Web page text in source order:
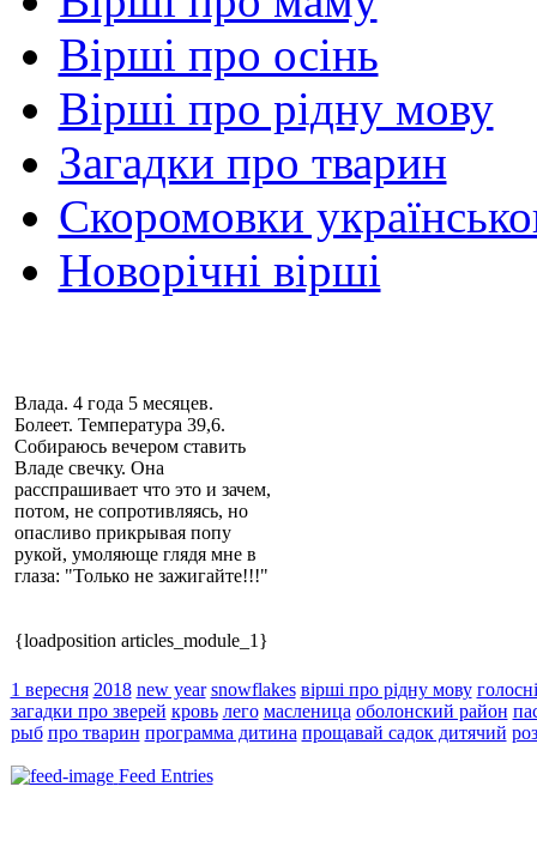
Вірші про осінь
Вірші про рідну мову
Загадки про тварин
Скоромовки
Новорічні вірші
Влада. 4 года 5 месяцев.
Болеет. Температура 39,6.
Собираюсь вечером ставить
Владе свечку. Она
расспрашивает что это и зачем,
потом, не сопротивляясь, но
опасливо прикрывая попу
рукой, умоляюще глядя мне в
глаза: "Только не зажигайте!!!"
{loadposition articles_module_1}
1 вересня 2018 new year snowflakes вірші про рідну мову голосні
загадки про зверей кровь лего масленица оболонский район
рыб про тварин программа дитина прощавай садок дитячий
Feed Entries